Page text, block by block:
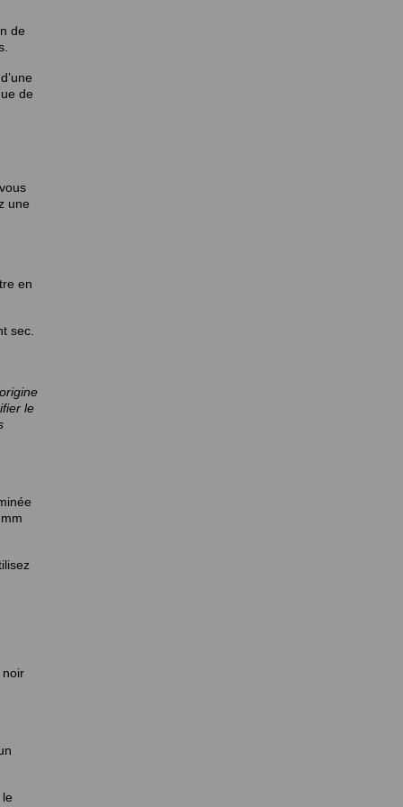
de
de
une
en
sec.
le
noir